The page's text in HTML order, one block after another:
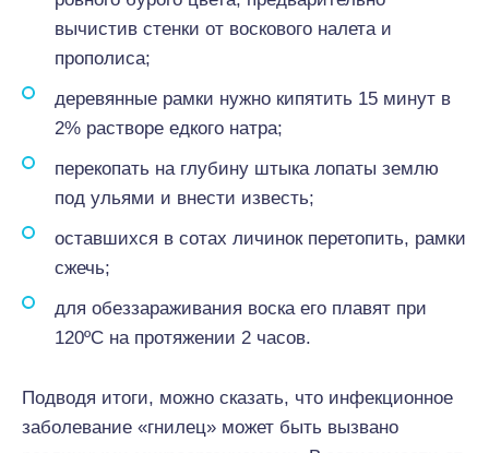
вычистив стенки от воскового налета и
прополиса;
деревянные рамки нужно кипятить 15 минут в
2% растворе едкого натра;
перекопать на глубину штыка лопаты землю
под ульями и внести известь;
оставшихся в сотах личинок перетопить, рамки
сжечь;
для обеззараживания воска его плавят при
120ºС на протяжении 2 часов.
Подводя итоги, можно сказать, что инфекционное
заболевание «гнилец» может быть вызвано